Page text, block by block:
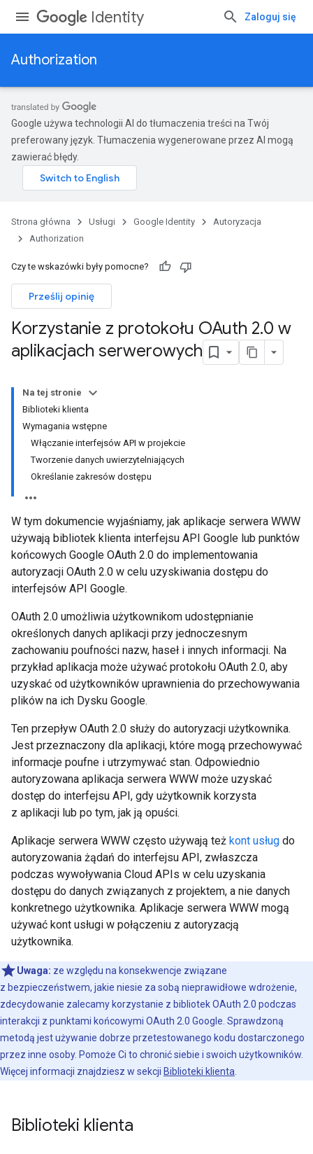
Identity Zaloguj się
Authorization
Google używa technologii AI do tłumaczenia treści na Twój
preferowany język. Tłumaczenia wygenerowane przez AI mogą
zawierać błędy.
Strona główna Usługi Google Identity
Autoryzacja
Authorization
Czy te wskazówki były pomocne?
Prześlij opinię
Korzystanie z protokołu OAuth 2.0 w
aplikacjach serwerowych
Na tej stronie
Biblioteki klienta
Wymagania wstępne
Włączanie interfejsów API w projekcie
Tworzenie danych uwierzytelniających
Określanie zakresów dostępu
W tym dokumencie wyjaśniamy, jak aplikacje serwera WWW
używają bibliotek klienta interfejsu API Google lub punktów
końcowych Google OAuth 2.0 do implementowania
autoryzacji OAuth 2.0 w celu uzyskiwania dostępu do
interfejsów API Google.
OAuth 2.0 umożliwia użytkownikom udostępnianie
określonych danych aplikacji przy jednoczesnym
zachowaniu poufności nazw, haseł i innych informacji. Na
przykład aplikacja może używać protokołu OAuth 2.0, aby
uzyskać od użytkowników uprawnienia do przechowywania
plików na ich Dysku Google.
Ten przepływ OAuth 2.0 służy do autoryzacji użytkownika.
Jest przeznaczony dla aplikacji, które mogą przechowywać
informacje poufne i utrzymywać stan. Odpowiednio
autoryzowana aplikacja serwera WWW może uzyskać
dostęp do interfejsu API, gdy użytkownik korzysta
z aplikacji lub po tym, jak ją opuści.
Aplikacje serwera WWW często używają też kont usług do
autoryzowania żądań do interfejsu API, zwłaszcza
podczas wywoływania Cloud APIs w celu uzyskania
dostępu do danych związanych z projektem, a nie danych
konkretnego użytkownika. Aplikacje serwera WWW mogą
używać kont usługi w połączeniu z autoryzacją
użytkownika.
Uwaga: ze względu na konsekwencje związane
z bezpieczeństwem, jakie niesie za sobą nieprawidłowe wdrożenie,
zdecydowanie zalecamy korzystanie z bibliotek OAuth 2.0 podczas
interakcji z punktami końcowymi OAuth 2.0 Google. Sprawdzoną
metodą jest używanie dobrze przetestowanego kodu dostarczonego
przez inne osoby. Pomoże Ci to chronić siebie i swoich użytkowników.
Więcej informacji znajdziesz w sekcji Biblioteki klienta
Biblioteki klienta